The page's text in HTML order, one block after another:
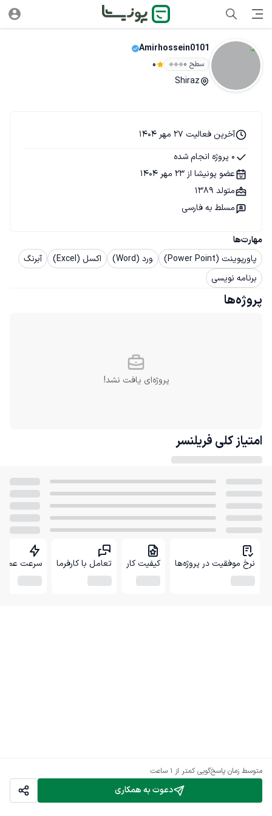
Amirhossein0101
سطح ۰ 0
Shiraz
دعوت به همکاری
متوسط زمان پاسخ‌گویی کمتر از 1 ساعت
مهارت‌ها
پاورپوینت (Power Point)
ورد (Word) اکسل (Excel)
آبرنگ
برنامه نویسی
آخرین فعالیت 27 مهر 1404
0 پروژه انجام شده
عضو پونیشا از 23 مهر 1404
متولد 1389
مسلط به فارسی
پروژه‌ها
پروژه‌ای یافت نشد!
امتیاز کلی فریلنسر
نرخ موفقیت در پروژه‌ها کیفیت کار تعامل با کارفرما سرعت عمل